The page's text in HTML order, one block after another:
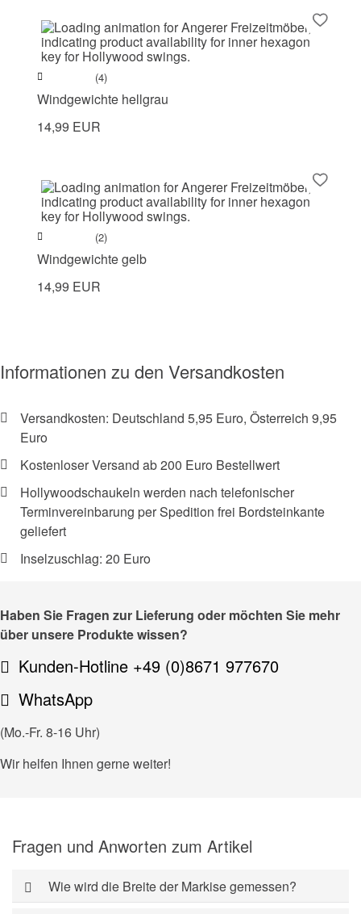
(4)
Windgewichte hellgrau
14,99 EUR
(2)
Windgewichte gelb
14,99 EUR
Informationen zu den Versandkosten
Versandkosten: Deutschland 5,95 Euro, Österreich 9,95
Euro
Kostenloser Versand ab 200 Euro Bestellwert
Hollywoodschaukeln werden nach telefonischer
Terminvereinbarung per Spedition frei Bordsteinkante
geliefert
Inselzuschlag: 20 Euro
Haben Sie Fragen zur Lieferung oder möchten Sie mehr
über unsere Produkte wissen?
Kunden-Hotline +49 (0)8671 977670
WhatsApp
(Mo.-Fr. 8-16 Uhr)
Wir helfen Ihnen gerne weiter!
Fragen und Anworten zum Artikel
Wie wird die Breite der Markise gemessen?